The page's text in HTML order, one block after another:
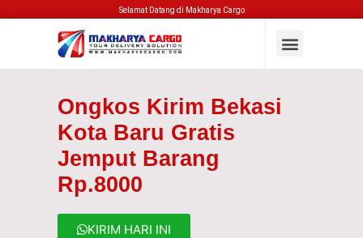
Selamat Datang di Makharya Cargo
Ongkos Kirim Bekasi
Kota Baru Gratis
Jemput Barang
Rp.8000
KIRIM HARI INI